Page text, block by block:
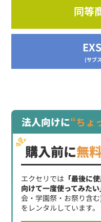
同等
(サブ
法人向けに“ちょ
購入前に無
エクセリでは 「最後に
向けて一度使ってみたい
会・学園祭・お祭り含
をレンタルしています。